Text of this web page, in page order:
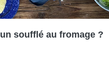
soufflé au fromage ?